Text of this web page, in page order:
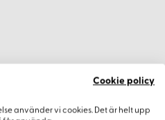
2023
Cookie policy
använder vi cookies. Det är helt upp